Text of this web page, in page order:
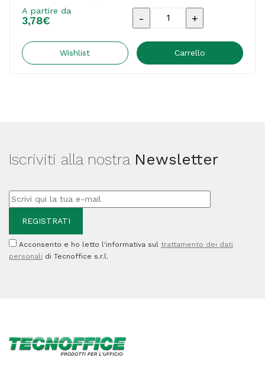
A partire da
3,78€
Starline
Cartuccia
Nero
PGI-
550PGBK
-
Wishlist Carrello
Iscriviti alla nostra Newsletter
Acconsento e ho letto l'informativa sul trattamento dei dati
personali di Tecnoffice s.r.l.